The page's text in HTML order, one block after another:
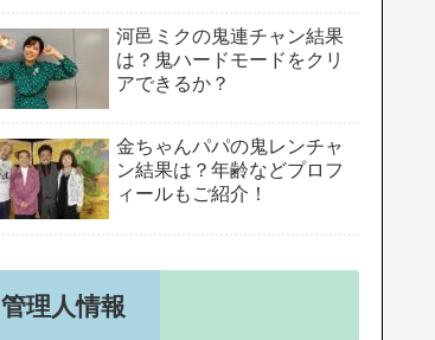
河邑ミクの鬼連チャン結果
は？鬼ハードモードをクリ
アできるか？
金ちゃんパパの鬼レンチャ
ン結果は？年齢などプロフ
ィールもご紹介！
管理人情報